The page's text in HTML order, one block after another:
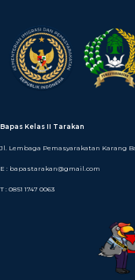
Bapas Kelas II Tarakan
Jl. Lembaga Pemasyarakatan Karang
E : bapastarakan@gmail.com
T : 0851 1747 0063